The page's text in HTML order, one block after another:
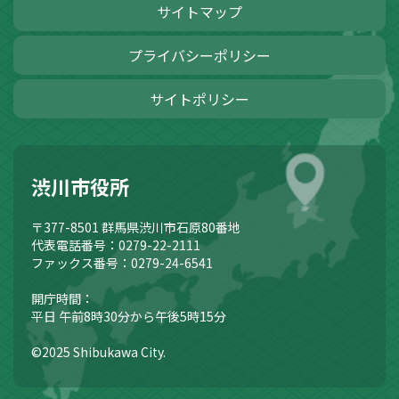
サイトマップ
プライバシーポリシー
サイトポリシー
渋川市役所
〒377-8501 群馬県渋川市石原80番地
代表電話番号：0279-22-2111
ファックス番号：0279-24-6541
開庁時間：
平日 午前8時30分から午後5時15分
©2025 Shibukawa City.